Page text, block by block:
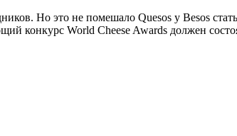
Но это не помешало Quesos y Besos
конкурс World Cheese Awards должен